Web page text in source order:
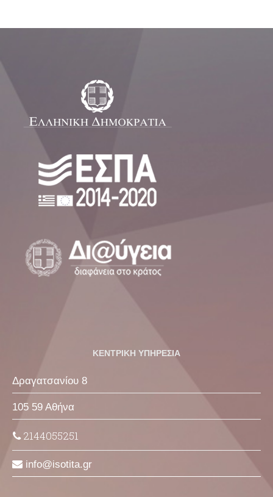
ΚΕΝΤΡΙΚΗ ΥΠΗΡΕΣΙΑ
Δραγατσανίου 8
105 59 Αθήνα
2144055251
info isotita gr